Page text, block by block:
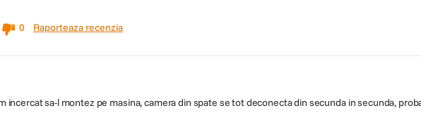
0 Raporteaza recenzia
incercat sa-l montez pe masina, camera din spate se tot deconecta din secunda in secunda,